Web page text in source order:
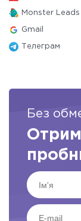
Monster Leads
Gmail
Телеграм
Без